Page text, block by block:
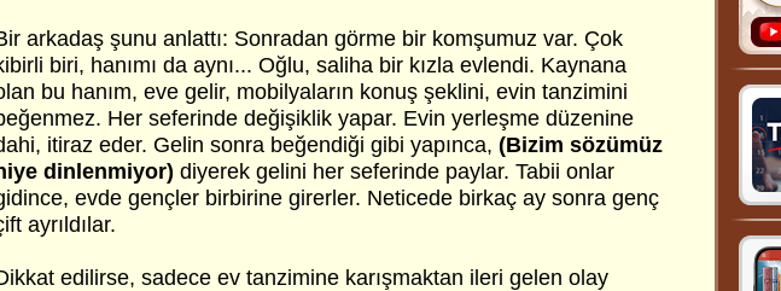
arkadaş şunu anlattı: Sonradan görme bir komşumuz var. Çok
biri, hanımı da aynı... Oğlu, saliha bir kızla evlendi. Kaynana
bu hanım, eve gelir, mobilyaların konuş şeklini, evin tanzimini
Her seferinde değişiklik yapar. Evin yerleşme düzenine
itiraz eder. Gelin sonra beğendiği gibi yapınca, (Bizim sözümüz
dinlenmiyor) diyerek gelini her seferinde paylar. Tabii onlar
evde gençler birbirine girerler. Neticede birkaç ay sonra genç
ayrıldılar.
edilirse, sadece ev tanzimine karışmaktan ileri gelen olay